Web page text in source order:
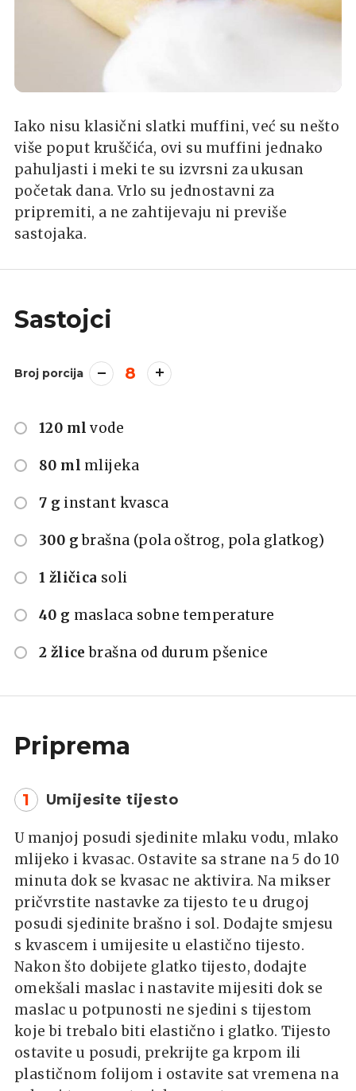
Iako nisu klasični slatki muffini, već su nešto
više poput kruščića, ovi su muffini jednako
pahuljasti i meki te su izvrsni za ukusan
početak dana. Vrlo su jednostavni za
pripremiti, a ne zahtijevaju ni previše
sastojaka.
Sastojci
Broj porcija 8
120 ml vode
80 ml mlijeka
7 g instant kvasca
300 g brašna (pola oštrog, pola glatkog)
1 žličica soli
40 g maslaca sobne temperature
2 žlice brašna od durum pšenice
Priprema
1 Umijesite tijesto
U manjoj posudi sjedinite mlaku vodu, mlako
mlijeko i kvasac. Ostavite sa strane na 5 do 10
minuta dok se kvasac ne aktivira. Na mikser
pričvrstite nastavke za tijesto te u drugoj
posudi sjedinite brašno i sol. Dodajte smjesu
s kvascem i umijesite u elastično tijesto.
Nakon što dobijete glatko tijesto, dodajte
omekšali maslac i nastavite mijesiti dok se
maslac u potpunosti ne sjedini s tijestom
koje bi trebalo biti elastično i glatko. Tijesto
ostavite u posudi, prekrijte ga krpom ili
plastičnom folijom i ostavite sat vremena na